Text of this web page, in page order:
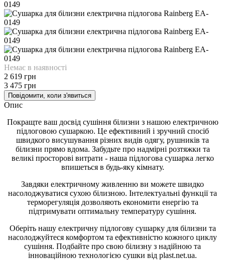
Немає в наявності
2 619 грн
3 475 грн
Повідомити, коли з'явиться
Опис
Покращте ваш досвід сушіння білизни з нашою електричною
підлоговою сушаркою. Це ефективний і зручний спосіб
швидкого висушування різних видів одягу, рушників та
білизни прямо вдома. Забудьте про надмірні розтяжки та
великі просторові витрати - наша підлогова сушарка легко
впишеться в будь-яку кімнату.
Завдяки електричному живленню ви можете швидко
насолоджуватися сухою білизною. Інтелектуальні функції та
терморегуляція дозволяють економити енергію та
підтримувати оптимальну температуру сушіння.
Оберіть нашу електричну підлогову сушарку для білизни та
насолоджуйтеся комфортом та ефективністю кожного циклу
сушіння. Подбайте про свою білизну з надійною та
інноваційною технологією сушки від plast.net.ua.